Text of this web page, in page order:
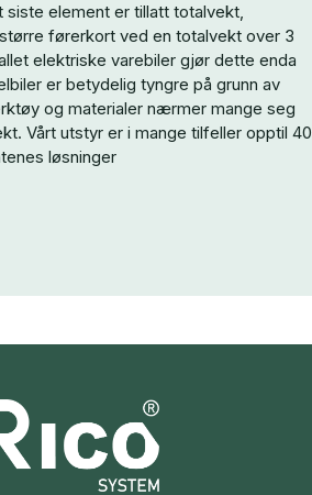
siste element er tillatt totalvekt,
førerkort ved en totalvekt over 3
elektriske varebiler gjør dette enda
er betydelig tyngre på grunn av
og materialer nærmer mange seg
Vårt utstyr er i mange tilfeller opptil 40
løsninger